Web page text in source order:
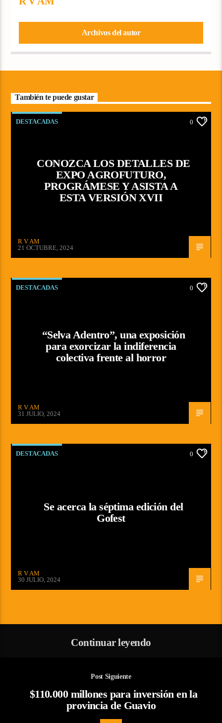
Archivos del autor
También te puede gustar
DESTACADAS 0
CONOZCA LOS DETALLES DE
EXPO AGROFUTURO,
PROGRÁMESE Y ASISTA A
ESTA VERSIÓN XVII
R V AM
21 OCTUBRE, 2024
DESTACADAS 0
“Selva Adentro”, una exposición
para exorcizar la indiferencia
colectiva frente al horror
R V AM
31 JULIO, 2024
DESTACADAS 0
Se acerca la séptima edición del
Gofest
R V AM
30 JULIO, 2024
Continuar leyendo
Post Siguiente
$110.000 millones para inversión en la
provincia de Guavio